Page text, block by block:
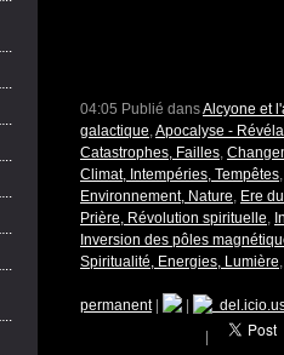
04:05 Publié dansAlcyone et
galactique,Apocalyse -
Catastrophes, Failles,
Climat, Intempéries, Tempêtes
Environnement, Nature, Ere
Prière, Révolution spirituelle,
Inversion des pôles
Spiritualité, Energies, Lumière
permanent|